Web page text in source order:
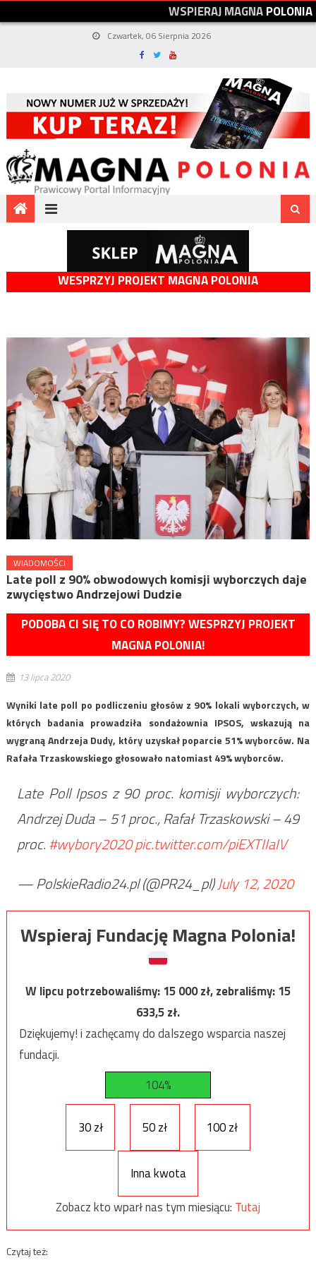
WSPIERAJMAGNAPOLONIA
Czwartek, 06 Sierpnia 2026
WESPRZYJ PROJEKT MAGNA POLONIA
WIADOMOŚCI
Late poll z 90% obwodowych komisji wyborczych daje
zwycięstwo Andrzejowi Dudzie
PODOBA CI SIĘ TO CO ROBIMY? WESPRZYJ PROJEKT
MAGNA POLONIA!
13 lipca 2020
Wyniki late poll po podliczeniu głosów z 90% lokali wyborczych, w
których badania prowadziła sondażownia IPSOS, wskazują na
wygraną Andrzeja Dudy, który uzyskał poparcie 51% wyborców. Na
Rafała Trzaskowskiego głosowało natomiast 49% wyborców.
Late Poll Ipsos z 90 proc. komisji wyborczych:
Andrzej Duda – 51 proc., Rafał Trzaskowski – 49
proc.#wybory2020pic.twitter.com/piEXTIIaIV
— PolskieRadio24.pl (@PR24_pl)July 12, 2020
Wspieraj Fundację Magna Polonia!
W lipcu potrzebowaliśmy:15 000zł, zebraliśmy:15
633,5zł.
Dziękujemy! i zachęcamy do dalszego wsparcia naszej
fundacji.
104%
30 zł 50 zł 100 zł
Inna kwota
Zobacz kto wparł nas tym miesiącu: Tutaj
Czytaj też: